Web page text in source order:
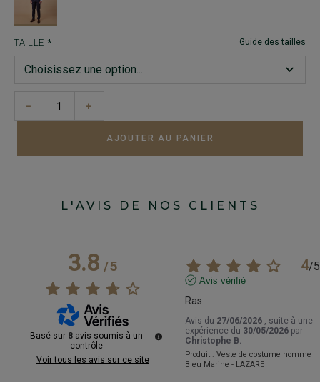
TAILLE Guide des tailles
− +
AJOUTER AU PANIER
L'AVIS DE NOS CLIENTS
3.8/5
Basé sur 8 avis soumis à un
contrôle
Voir tous les avis sur ce site
4/5
Avis vérifié
Ras
Avis du 27/06/2026 , suite à une
expérience du 30/05/2026 par
Christophe B.
Produit : Veste de costume homme
Bleu Marine - LAZARE